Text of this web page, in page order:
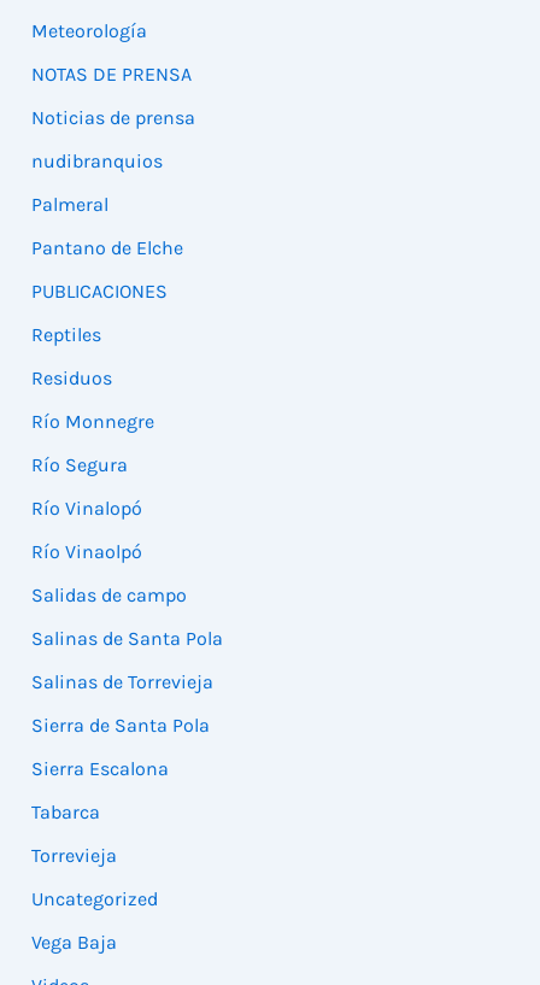
Meteorología
NOTAS DE PRENSA
Noticias de prensa
nudibranquios
Palmeral
Pantano de Elche
PUBLICACIONES
Reptiles
Residuos
Río Monnegre
Río Segura
Río Vinalopó
Río Vinaolpó
Salidas de campo
Salinas de Santa Pola
Salinas de Torrevieja
Sierra de Santa Pola
Sierra Escalona
Tabarca
Torrevieja
Uncategorized
Vega Baja